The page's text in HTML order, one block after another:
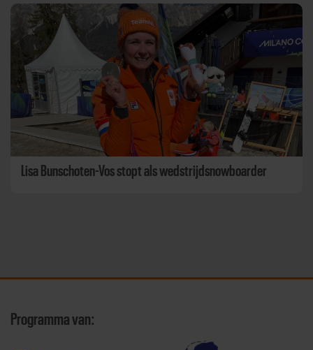
Lisa Bunschoten-Vos stopt als wedstrijdsnowboarder
Programma van: